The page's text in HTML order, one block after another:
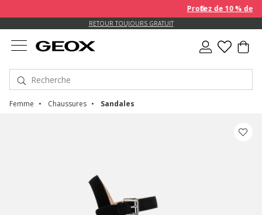
Profitez de 10 % de
RETOUR TOUJOURS GRATUIT
Femme Chaussures Sandales